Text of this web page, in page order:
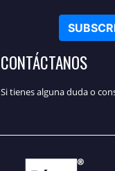
CONTÁCTANOS
Si tienes alguna duda o